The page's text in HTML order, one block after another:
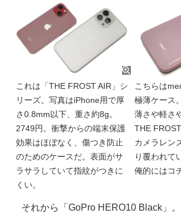
これは「THE FROST AIR」シ
リーズ。写真はiPhone用で厚
さ0.8mm以下、重さ約8g。
2749円。衝撃からの端末保護
効果はほぼなく、傷つき防止
のためのケースだ。表面がサ
ラサラしていて指紋がつきに
くい。
こちらは
極薄ケース
薄さや軽さ
THE
カメラレン
り覆われて
俺的にはコ
それから「GoPro HERO10 Black」